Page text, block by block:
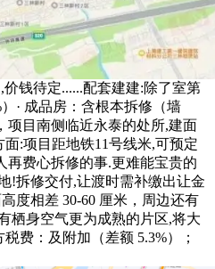
钱待定......配套建建:除了室第
· 成品房：含根本拆修（墙
项目南侧临近永泰的处所,建面
:项目距地铁11号线米,可预定
再费心拆修的事.更难能宝贵的
!拆修交付,让渡时需补缴出让金
度相差 30-60 厘米，周边还有
栖身空气更为成熟的片区,将大
费：及附加（差额 5.3%）；